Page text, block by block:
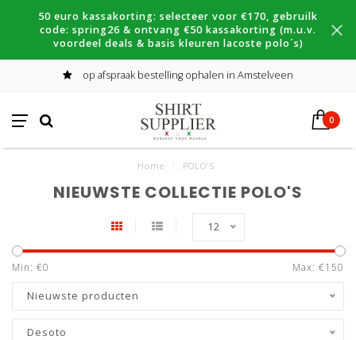
50 euro kassakorting: selecteer voor €170, gebruilk
code: spring26 & ontvang €50 kassakorting (m.u.v.
voordeel deals & basis kleuren lacoste polo´s)
op afspraak bestelling ophalen in Amstelveen
0
Home POLO'S
NIEUWSTE COLLECTIE POLO'S
12
Min: €0 Max: €150
Nieuwste producten
Desoto